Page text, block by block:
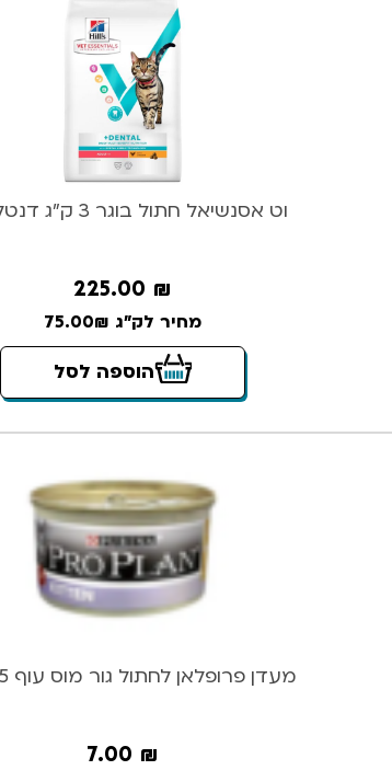
וט אסנשיאל חתול בוגר 3 ק”ג דנטל עוף
225.00 ₪
מחיר לק"ג 75.00₪
הוספה לסל
מעדן פרופלאן לחתול גור מוס עוף 85 גרם
7.00 ₪